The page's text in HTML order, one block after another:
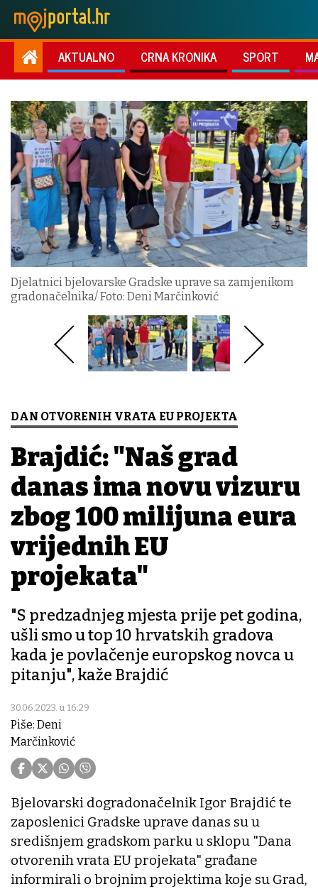
AKTUALNO CRNA KRONIKA SPORT
Djelatnici bjelovarske Gradske uprave sa zamjenikom
gradonačelnika/ Foto: Deni Marčinković
DAN OTVORENIH VRATA EU PROJEKTA
Brajdić: "Naš grad
danas ima novu vizuru
zbog 100 milijuna eura
vrijednih EU
projekata"
"S predzadnjeg mjesta prije pet godina,
ušli smo u top 10 hrvatskih gradova
kada je povlačenje europskog novca u
pitanju", kaže Brajdić
30.06.2023. u 16:29
Piše: Deni
Marčinković
Bjelovarski dogradonačelnik Igor Brajdić te
zaposlenici Gradske uprave danas su u
središnjem gradskom parku u sklopu "Dana
otvorenih vrata EU projekata" građane
informirali o brojnim projektima koje su Grad,